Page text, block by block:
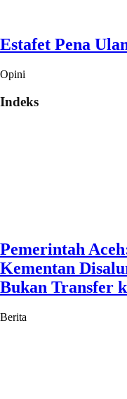
Estafet Pena
Opini
Indeks
Pemerintah
Kementan
Bukan Transfer
Berita